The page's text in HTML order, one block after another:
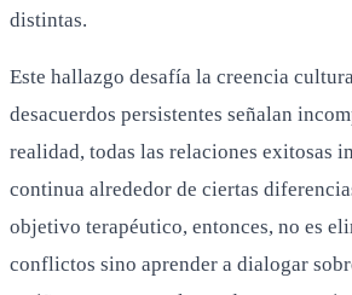
distintas.
Este hallazgo desafía la creencia
desacuerdos persistentes señalan
realidad, todas las relaciones exitosas
continua alrededor de ciertas
objetivo terapéutico, entonces, no es
conflictos sino aprender a dialogar